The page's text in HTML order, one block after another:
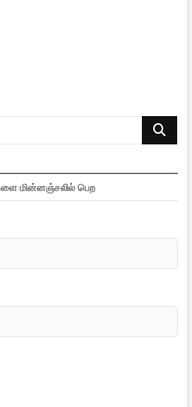
Search
மின்னஞ்சலில் பெற